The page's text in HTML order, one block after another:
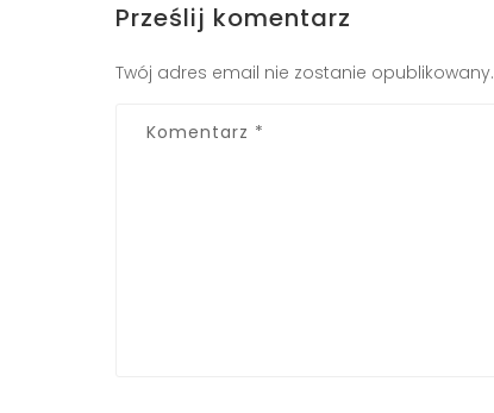
Prześlij komentarz
Twój adres email nie zostanie opublikowany.